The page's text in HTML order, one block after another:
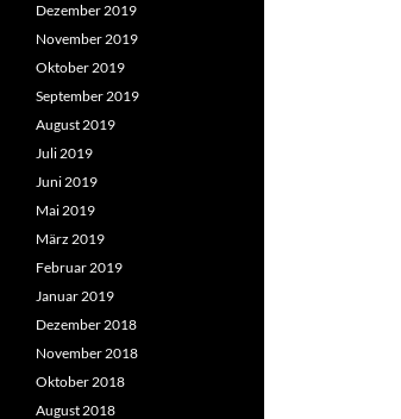
Dezember 2019
November 2019
Oktober 2019
September 2019
August 2019
Juli 2019
Juni 2019
Mai 2019
März 2019
Februar 2019
Januar 2019
Dezember 2018
November 2018
Oktober 2018
August 2018